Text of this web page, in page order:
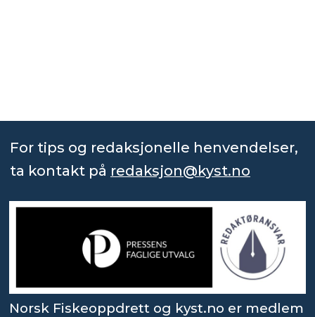
For tips og redaksjonelle henvendelser,
ta kontakt på redaksjon@kyst.no
Norsk Fiskeoppdrett og kyst.no er medlem